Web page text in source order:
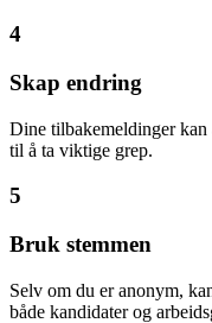
4
Skap endring
Dine tilbakemeldinger
til å ta viktige grep.
5
Bruk stemmen
Selv om du er anonym,
både kandidater og